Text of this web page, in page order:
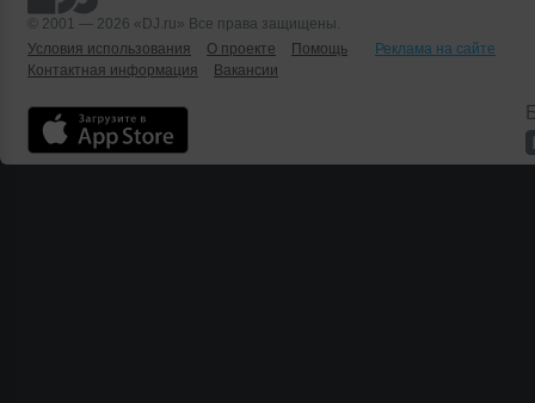
© 2001 — 2026 «DJ.ru» Все права защищены.
Условия использования
О проекте Помощь
Реклама на сайте
Контактная информация
Вакансии